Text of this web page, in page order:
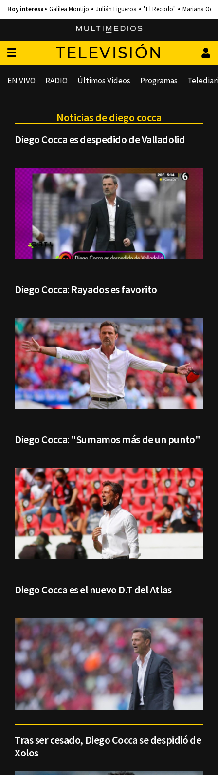
Galilea Montijo Julián Figueroa "El Recodo" Mariana
TELEVISIÓN
EN VIVO RADIO Últimos Videos Programas
Noticias de diego cocca
Diego Cocca es despedido de Valladolid
Diego Cocca: Rayados es favorito
Diego Cocca: "Sumamos más de un punto"
Diego Cocca es el nuevo D.T del Atlas
Tras ser cesado, Diego Cocca se despidió de
Xolos